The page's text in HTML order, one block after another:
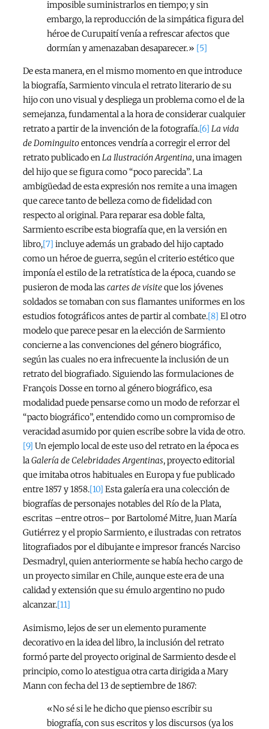
imposible suministrarlos en tiempo; y sin
embargo, la reproducción de la simpática figura del
héroe de Curupaití venía a refrescar afectos que
dormían y amenazaban desaparecer.» [5]
De esta manera, en el mismo momento en que introduce
la biografía, Sarmiento vincula el retrato literario de su
hijo con uno visual y despliega un problema como el de la
semejanza, fundamental a la hora de considerar cualquier
retrato a partir de la invención de la fotografía.[6] La vida
de Dominguitoentonces vendría a corregir el error del
retrato publicado enLa Ilustración Argentina, una imagen
del hijo que se figura como “poco parecida”. La
ambigüedad de esta expresión nos remite a una imagen
que carece tanto de belleza como de fidelidad con
respecto al original. Para reparar esa doble falta,
Sarmiento escribe esta biografía que, en la versión en
libro,[7] incluye además un grabado del hijo captado
como un héroe de guerra, según el criterio estético que
imponía el estilo de la retratística de la época, cuando se
pusieron de moda las cartes de visiteque los jóvenes
soldados se tomaban con sus flamantes uniformes en los
estudios fotográficos antes de partir al combate.[8] El otro
modelo que parece pesar en la elección de Sarmiento
concierne a las convenciones del género biográfico,
según las cuales no era infrecuente la inclusión de un
retrato del biografiado. Siguiendo las formulaciones de
François Dosse en torno al género biográfico, esa
modalidad puede pensarse como un modo de reforzar el
“pacto biográfico”, entendido como un compromiso de
veracidad asumido por quien escribe sobre la vida de otro.
[9] Un ejemplo local de este uso del retrato en la época es
laGalería de Celebridades Argentinas, proyecto editorial
que imitaba otros habituales en Europa y fue publicado
entre 1857 y 1858.[10] Esta galería era una colección de
biografías de personajes notables del Río de la Plata,
escritas –entre otros– por Bartolomé Mitre, Juan María
Gutiérrez y el propio Sarmiento, e ilustradas con retratos
litografiados por el dibujante e impresor francés Narciso
Desmadryl, quien anteriormente se había hecho cargo de
un proyecto similar en Chile, aunque este era de una
calidad y extensión que su émulo argentino no pudo
alcanzar.[11]
Asimismo, lejos de ser un elemento puramente
decorativo en la idea del libro, la inclusión del retrato
formó parte del proyecto original de Sarmiento desde el
principio, como lo atestigua otra carta dirigida a Mary
Mann con fecha del 13 de septiembre de 1867:
«No sé si le he dicho que pienso escribir su
biografía, con sus escritos y los discursos (ya los